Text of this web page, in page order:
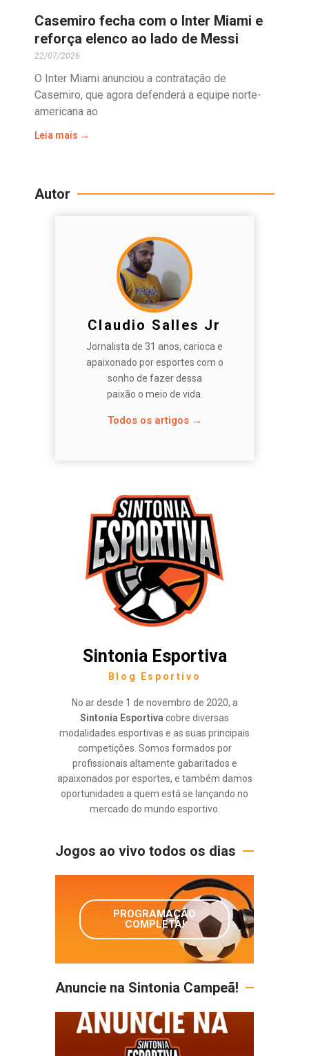
Casemiro fecha com o Inter Miami e
reforça elenco ao lado de Messi
22/07/2026
O Inter Miami anunciou a contratação de
Casemiro, que agora defenderá a equipe norte-
americana ao
Leia mais →
Autor
Claudio Salles Jr
Jornalista de 31 anos, carioca e
apaixonado por esportes com o
sonho de fazer dessa
paixão o meio de vida.
Todos os artigos →
Sintonia Esportiva
Blog Esportivo
No ar desde 1 de novembro de 2020, a
Sintonia Esportiva cobre diversas
modalidades esportivas e as suas principais
competições. Somos formados por
profissionais altamente gabaritados e
apaixonados por esportes, e também damos
oportunidades a quem está se lançando no
mercado do mundo esportivo.
Jogos ao vivo todos os dias
PROGRAMAÇÃO
COMPLETA!
Anuncie na Sintonia Campeã!